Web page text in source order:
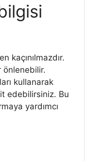
kaçınılmazdır.
önlenebilir.
kullanarak
edebilirsiniz. Bu
yardımcı